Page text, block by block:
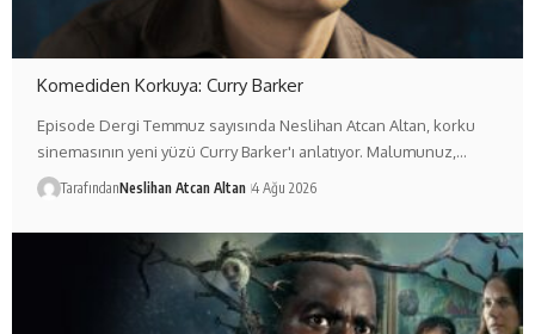
Komediden Korkuya: Curry Barker
Episode Dergi Temmuz sayısında Neslihan Atcan Altan, korku
sinemasının yeni yüzü Curry Barker'ı anlatıyor. Malumunuz,…
TarafındanNeslihan Atcan Altan 4 Ağu 2026